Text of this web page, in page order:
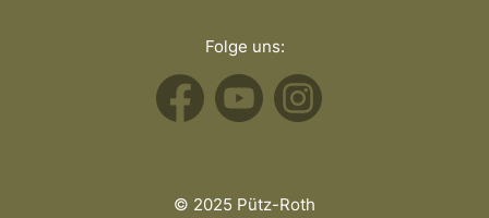
© 2025 Pütz-Roth
Folge uns: